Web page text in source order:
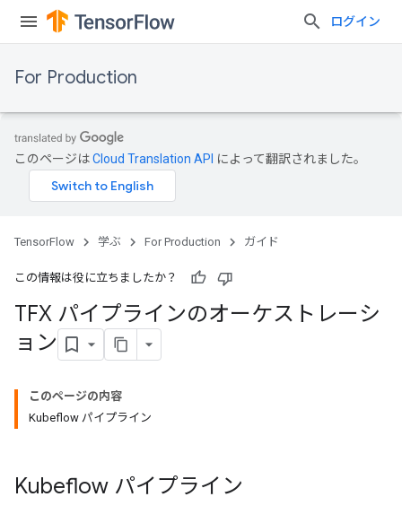
ログイン
For Production
このページはCloud Translation API によって翻訳されました。
TensorFlow 学ぶ For Production ガイド
この情報は役に立ちましたか？
TFX パイプラインのオーケストレーシ
ョン
このページの内容
Kubeflow パイプライン
Kubeflow パイプライン